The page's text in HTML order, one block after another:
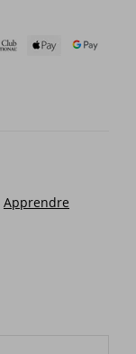
Apprendre